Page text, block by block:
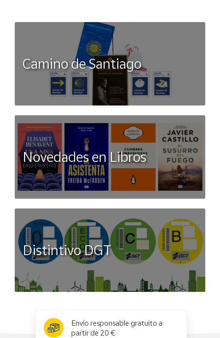
Camino de Santiago
Novedades en Libros
Distintivo DGT
Envío responsable gratuito a
partir de 20 €